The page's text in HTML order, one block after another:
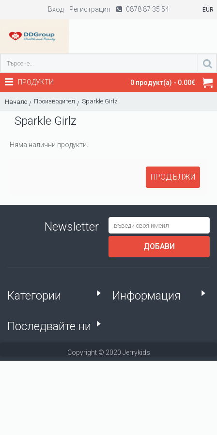
Вход Регистрация 0878 87 35 54 EUR
0 продукт(а) - 0.00€
ПРОДУКТИ
Начало Производител Sparkle Girlz
Sparkle Girlz
Няма налични продукти.
ПРОДЪЛЖИ
Newsletter
ДОБАВИ
Категории Информация
Последвайте ни
Copyright © 2020 Jerrykids